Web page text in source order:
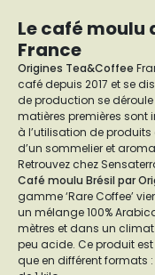
Le café moulu
France
Origines Tea&Coffee
café depuis 2017 et se
de production se
matières premières sont
à l’utilisation de
d’un sommelier et
Retrouvez chez
Café moulu Brésil par
gamme ‘Rare Coffee’
un mélange 100%
mètres et dans un
peu acide. Ce produit
que en différent formats